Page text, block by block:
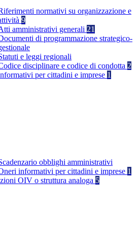
normativi su organizzazione e
9
amministrativi generali 21
di programmazione strategico-
e leggi regionali
disciplinare e codice di condotta 2
per cittadini e imprese 1
obblighi amministrativi
informativi per cittadini e imprese 1
OIV o struttura analoga 5